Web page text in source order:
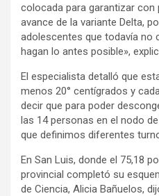
colocada para garantizar
avance de la variante Delta,
adolescentes que todavía no
hagan lo antes posible»,
El especialista detalló que
menos 20° centígrados y
decir que para poder
las 14 personas en el nodo
que definimos diferentes
En San Luis, donde el 75,18
provincial completó su
de Ciencia, Alicia Bañuelos,